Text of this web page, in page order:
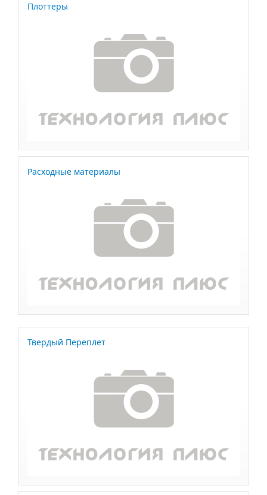
Плоттеры
Расходные материалы
Твердый Переплет